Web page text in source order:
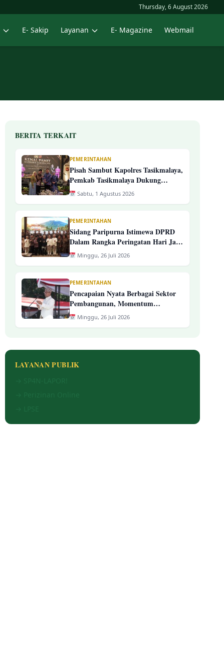
Thursday, 6 August 2026
E- Sakip Layanan E- Magazine Webmail
BERITA TERKAIT
PEMERINTAHAN
Pisah Sambut Kapolres Tasikmalaya,
Pemkab Tasikmalaya Dukung
Estafet Kepemimpinan Yang
Semakin Presisi
Sabtu, 1 Agustus 2026
PEMERINTAHAN
Sidang Paripurna Istimewa DPRD
Dalam Rangka Peringatan Hari Jadi
Ke-394 Kab. Tasikmalaya
Minggu, 26 Juli 2026
PEMERINTAHAN
Pencapaian Nyata Berbagai Sektor
Pembangunan, Momentum
Peringatan Hari Jadi Ke-394
Kabupaten Tasikmalaya
Minggu, 26 Juli 2026
LAYANAN PUBLIK